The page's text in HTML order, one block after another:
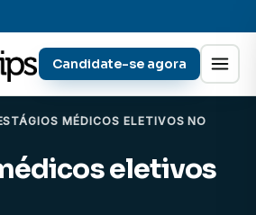
Candidate-se agora
MÉDICOS ELETIVOS NO
eletivos